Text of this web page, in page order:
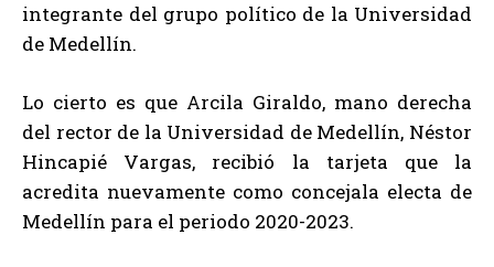
integrante del grupo político de la Universidad
de Medellín.
Lo cierto es que Arcila Giraldo, mano derecha
del rector de la Universidad de Medellín, Néstor
Hincapié Vargas, recibió la tarjeta que la
acredita nuevamente como concejala electa de
Medellín para el periodo 2020-2023.